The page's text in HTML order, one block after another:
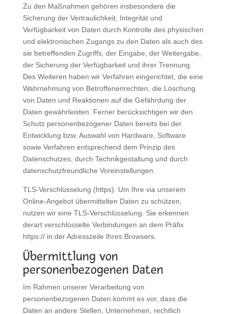
Zu den Maßnahmen gehören insbesondere die
Sicherung der Vertraulichkeit, Integrität und
Verfügbarkeit von Daten durch Kontrolle des physischen
und elektronischen Zugangs zu den Daten als auch des
sie betreffenden Zugriffs, der Eingabe, der Weitergabe,
der Sicherung der Verfügbarkeit und ihrer Trennung.
Des Weiteren haben wir Verfahren eingerichtet, die eine
Wahrnehmung von Betroffenenrechten, die Löschung
von Daten und Reaktionen auf die Gefährdung der
Daten gewährleisten. Ferner berücksichtigen wir den
Schutz personenbezogener Daten bereits bei der
Entwicklung bzw. Auswahl von Hardware, Software
sowie Verfahren entsprechend dem Prinzip des
Datenschutzes, durch Technikgestaltung und durch
datenschutzfreundliche Voreinstellungen.
TLS-Verschlüsselung (https): Um Ihre via unserem
Online-Angebot übermittelten Daten zu schützen,
nutzen wir eine TLS-Verschlüsselung. Sie erkennen
derart verschlüsselte Verbindungen an dem Präfix
https:// in der Adresszeile Ihres Browsers.
Übermittlung von
personenbezogenen Daten
Im Rahmen unserer Verarbeitung von
personenbezogenen Daten kommt es vor, dass die
Daten an andere Stellen, Unternehmen, rechtlich